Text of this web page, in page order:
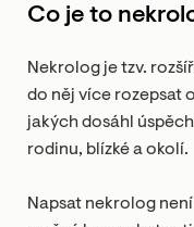
Co je to
Nekrolog je tzv.
do něj více rozepsat
jakých dosáhl
rodinu, blízké a okolí.
Napsat nekrolog